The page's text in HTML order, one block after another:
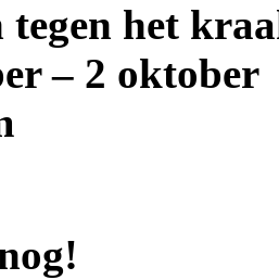
tegen het
– 2 oktober